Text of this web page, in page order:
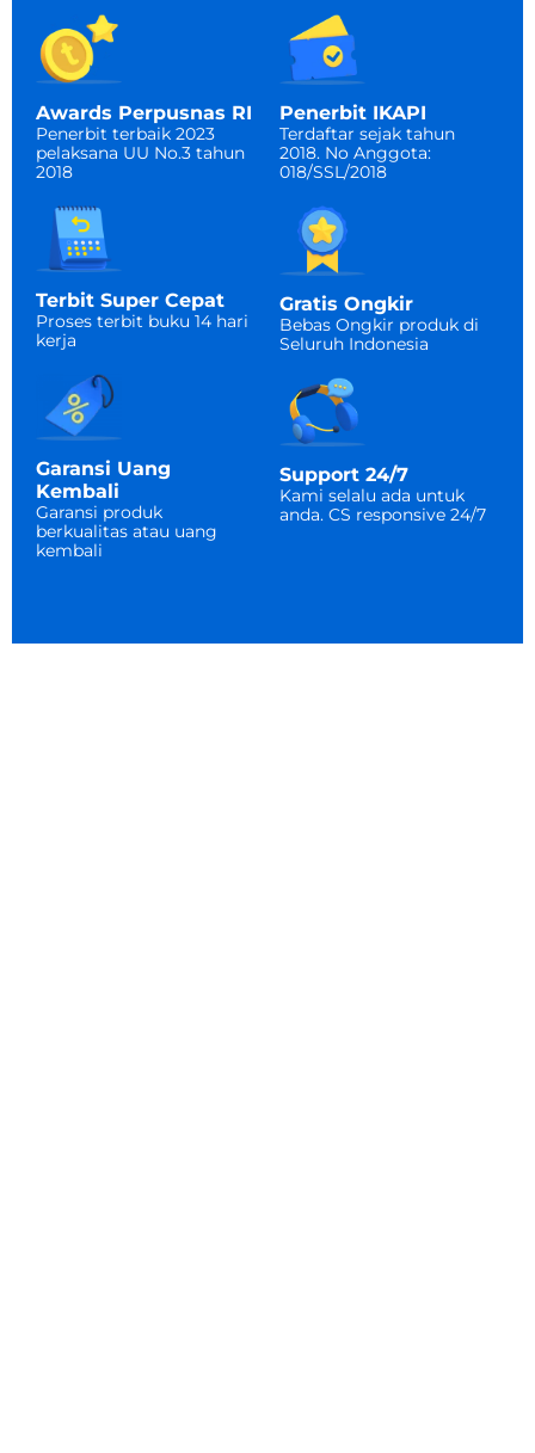
Awards Perpusnas RI
Penerbit terbaik 2023
pelaksana UU No.3 tahun
2018
Terbit Super Cepat
Proses terbit buku 14 hari
kerja
Garansi Uang
Kembali
Garansi produk
berkualitas atau uang
kembali
Penerbit IKAPI
Terdaftar sejak tahun
2018. No Anggota:
018/SSL/2018
Gratis Ongkir
Bebas Ongkir produk di
Seluruh Indonesia​
Support 24/7
Kami selalu ada untuk
anda. CS responsive 24/7​